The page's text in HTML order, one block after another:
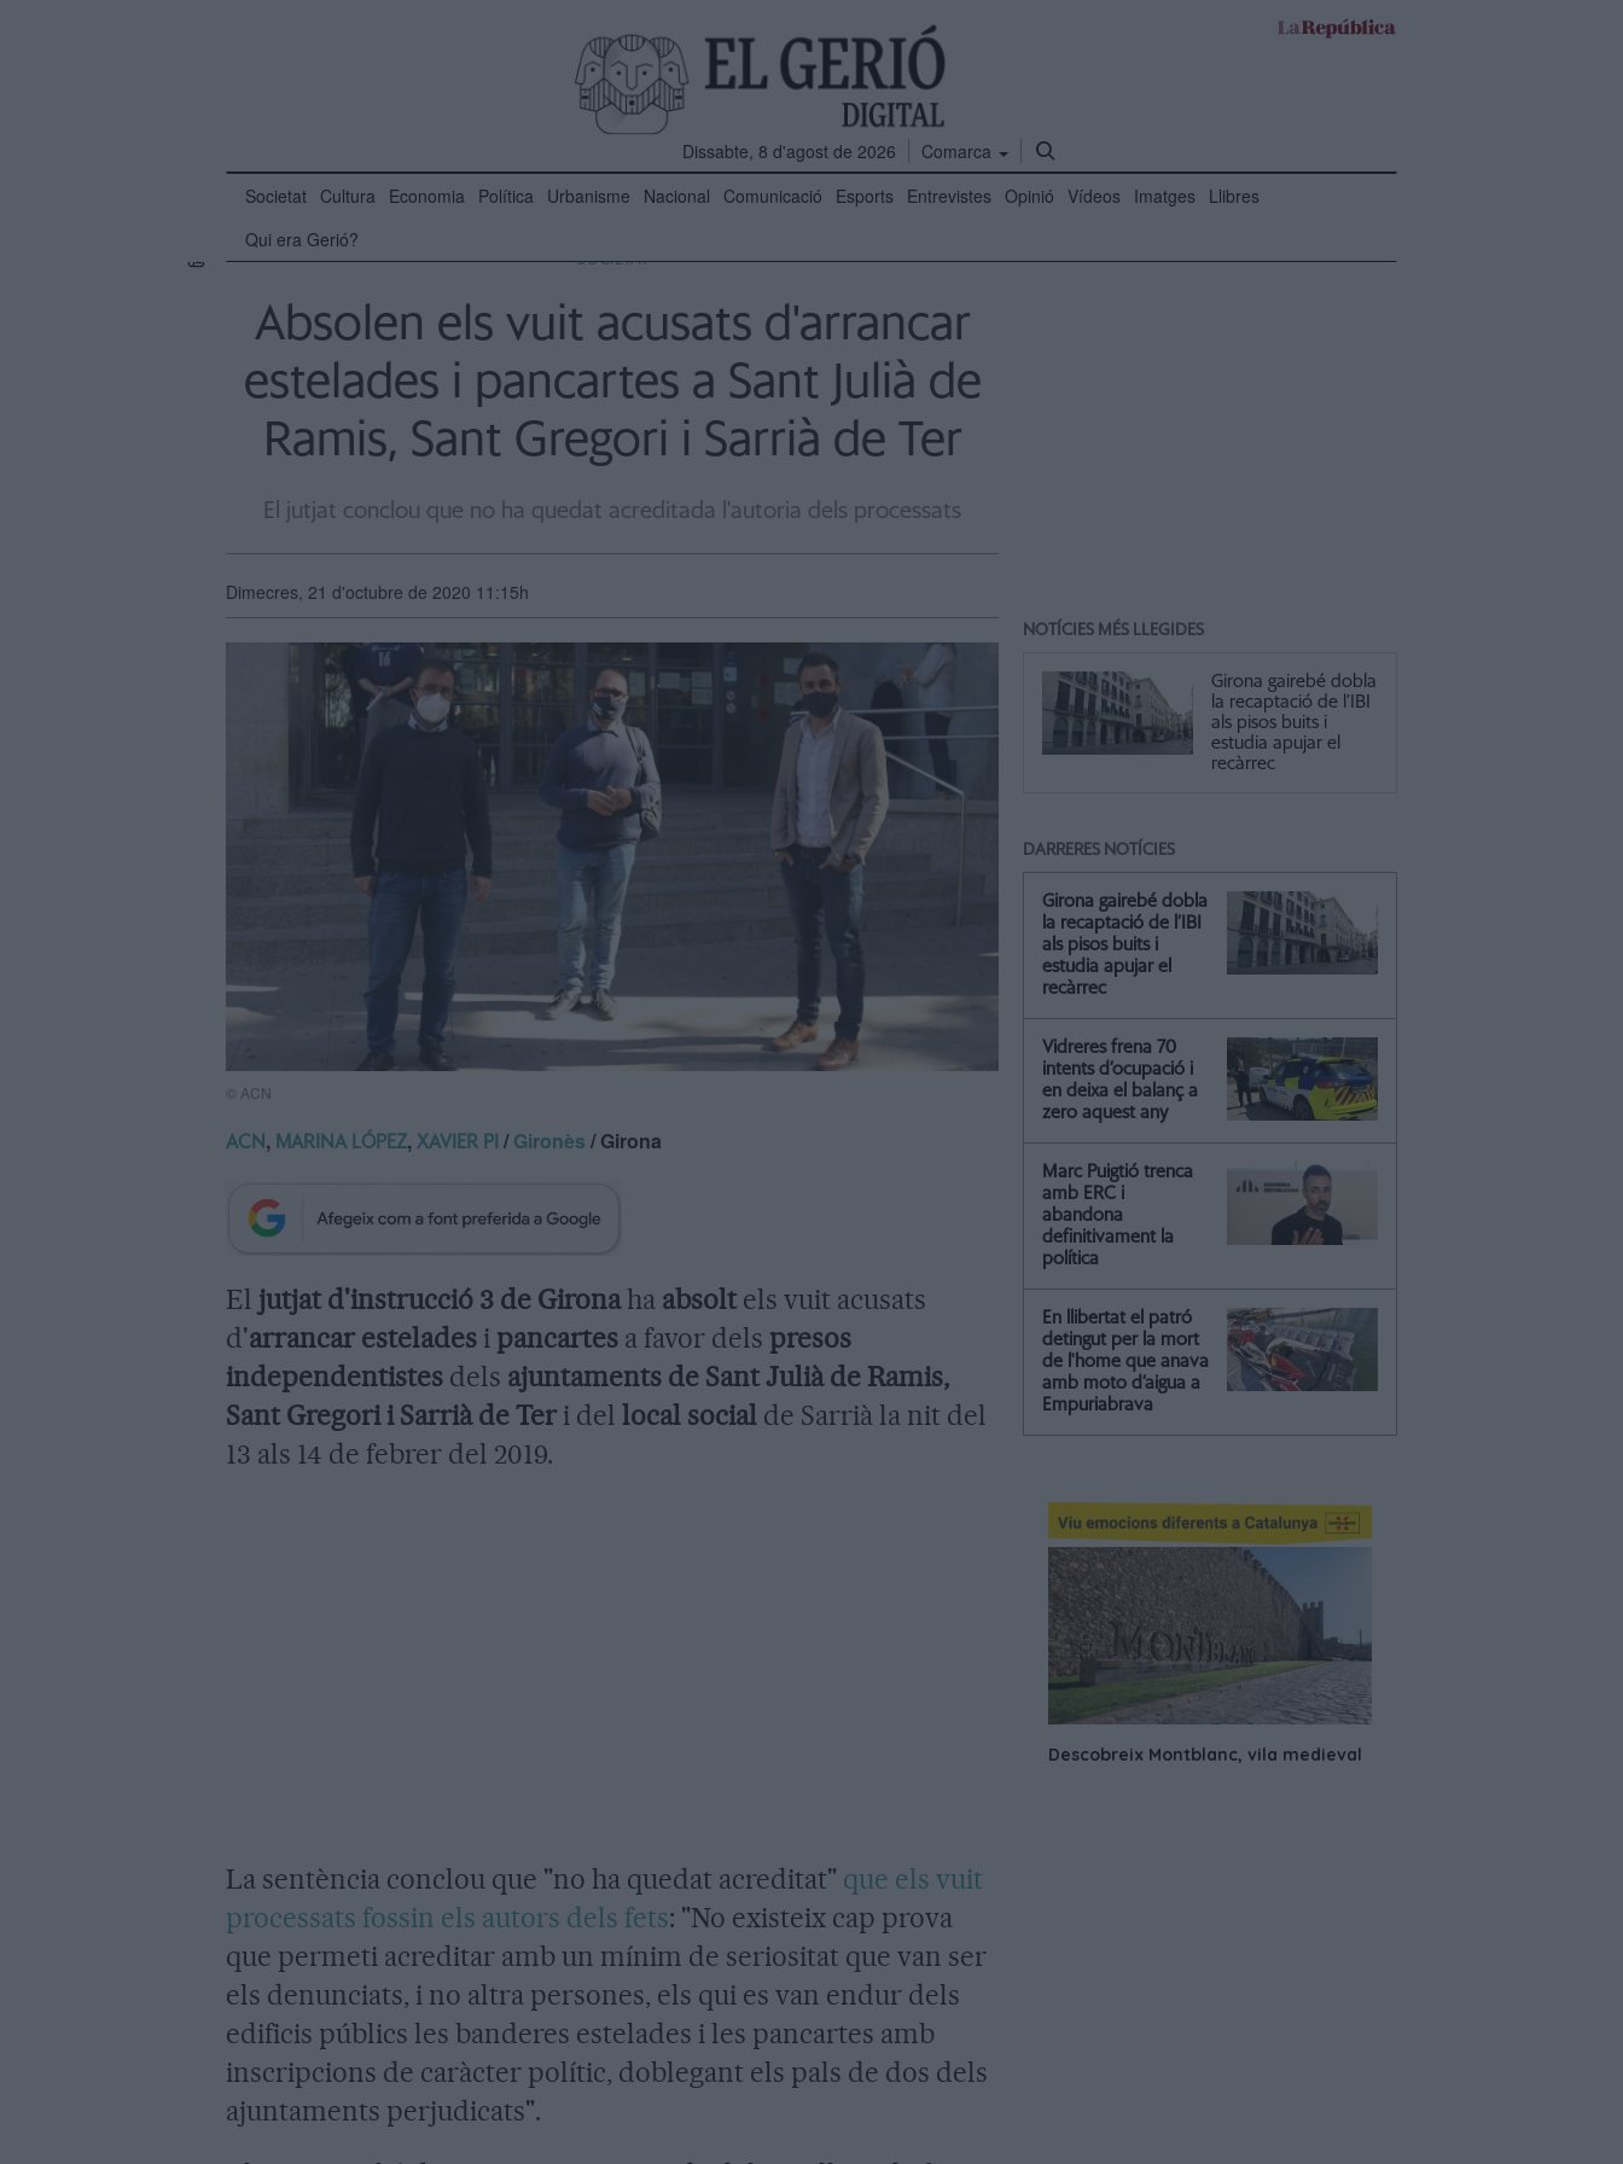
Dissabte, 8 d'agost de 2026
Comarca
Societat Cultura Economia Política Urbanisme Nacional Comunicació Esports Entrevistes Opinió Vídeos Imatges Llibres
Qui era Gerió?
SOCIETAT
Absolen els vuit acusats d'arrancar
estelades i pancartes a Sant Julià de
Ramis, Sant Gregori i Sarrià de Ter
El jutjat conclou que no ha quedat acreditada l'autoria dels processats
Dimecres, 21 d'octubre de 2020 11:15h
© ACN
ACN , MARINA LÓPEZ, XAVIER PI /Gironès / Girona
El jutjat d'instrucció 3 de Gironaha absoltels vuit acusats
d'arrancar estelades i pancartes a favor dels presos
independentistes dels ajuntaments de Sant Julià de Ramis,
Sant Gregori i Sarrià de Teri del local social de Sarrià la nit del
13 als 14 de febrer del 2019.
La sentència conclou que "no ha quedat acreditat" que els vuit
processats fossin els autors dels fets: "No existeix cap prova
que permeti acreditar amb un mínim de seriositat que van ser
els denunciats, i no altra persones, els qui es van endur dels
edificis públics les banderes estelades i les pancartes amb
inscripcions de caràcter polític, doblegant els pals de dos dels
ajuntaments perjudicats".
NOTÍCIES MÉS LLEGIDES
Girona gairebé dobla
la recaptació de l’IBI
als pisos buits i
estudia apujar el
recàrrec
DARRERES NOTÍCIES
Girona gairebé dobla
la recaptació de l’IBI
als pisos buits i
estudia apujar el
recàrrec
Vidreres frena 70
intents d’ocupació i
en deixa el balanç a
zero aquest any
Marc Puigtió trenca
amb ERC i
abandona
definitivament la
política
En llibertat el patró
detingut per la mort
de l'home que anava
amb moto d’aigua a
Empuriabrava